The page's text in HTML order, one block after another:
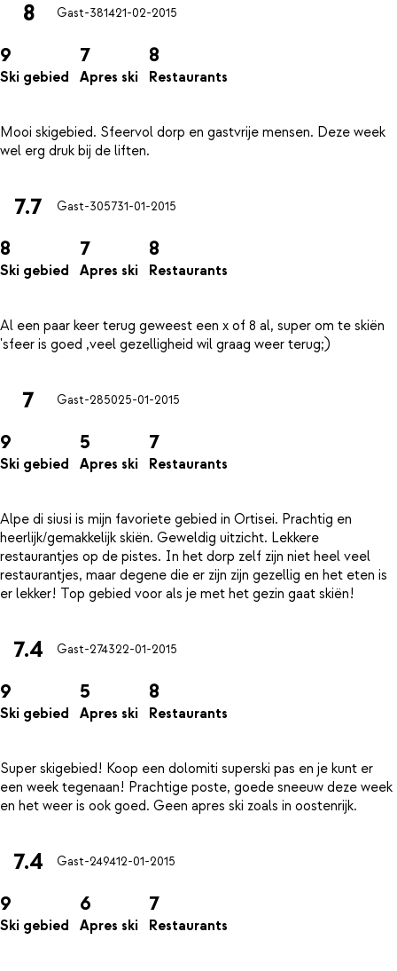
8 Gast-381421-02-2015
9
Ski gebied
7
Apres ski
8
Restaurants
Mooi skigebied. Sfeervol dorp en gastvrije mensen. Deze week
7.7 Gast-305731-01-2015
8
Ski gebied
7
Apres ski
8
Restaurants
Al een paar keer terug geweest een x of 8 al, super om te skiën
7 Gast-285025-01-2015
9
Ski gebied
5
Apres ski
7
Restaurants
Alpe di siusi is mijn favoriete gebied in Ortisei. Prachtig en
heerlijk/gemakkelijk skiën. Geweldig uitzicht. Lekkere
restaurantjes op de pistes. In het dorp zelf zijn niet heel veel
restaurantjes, maar degene die er zijn zijn gezellig en het eten is
7.4 Gast-274322-01-2015
9
Ski gebied
5
Apres ski
8
Restaurants
Super skigebied! Koop een dolomiti superski pas en je kunt er
een week tegenaan! Prachtige poste, goede sneeuw deze week
7.4 Gast-249412-01-2015
9
Ski gebied
6
Apres ski
7
Restaurants